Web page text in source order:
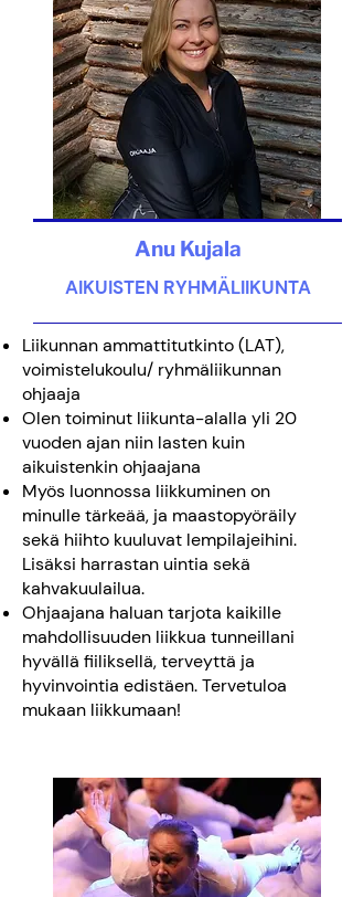
Anu Kujala
AIKUISTEN RYHMÄLIIKUNTA
Liikunnan ammattitutkinto (LAT),
voimistelukoulu/ ryhmäliikunnan
ohjaaja
Olen toiminut liikunta-alalla yli 20
vuoden ajan niin lasten kuin
aikuistenkin ohjaajana
Myös luonnossa liikkuminen on
minulle tärkeää, ja maastopyöräily
sekä hiihto kuuluvat lempilajeihini.
Lisäksi harrastan uintia sekä
kahvakuulailua.
Ohjaajana haluan tarjota kaikille
mahdollisuuden liikkua tunneillani
hyvällä fiiliksellä, terveyttä ja
hyvinvointia edistäen. Tervetuloa
mukaan liikkumaan!